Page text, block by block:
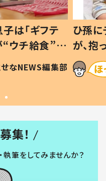
は「ギフテ
ウチ給食”を
#令和の親
せなNEWS編集部
ひ孫
が、
「涙が
い」
集！
執筆をしてみませんか？